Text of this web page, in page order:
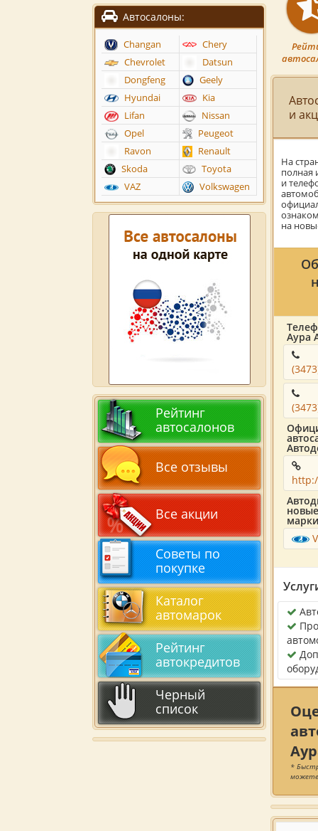
и
На
полная
и
на
Аура
*
можете
Автосалоны:
Changan
Chery
Chevrolet
Datsun
Dongfeng
Geely
Hyundai
Kia
Lifan
Nissan
Opel
Peugeot
Ravon
Renault
Skoda
Toyota
VAZ
Volkswagen
Рейтинг
автосалонов
Все отзывы
Все акции
Советы по
покупке
Каталог
автомарок
Рейтинг
автокредитов
Черный
список